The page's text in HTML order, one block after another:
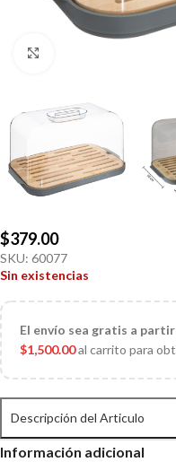
$379.00
SKU: 60077
Sin existencias
El envío sea gratis a
$1,500.00al carrito para
Descripción del Articulo
Información adicional